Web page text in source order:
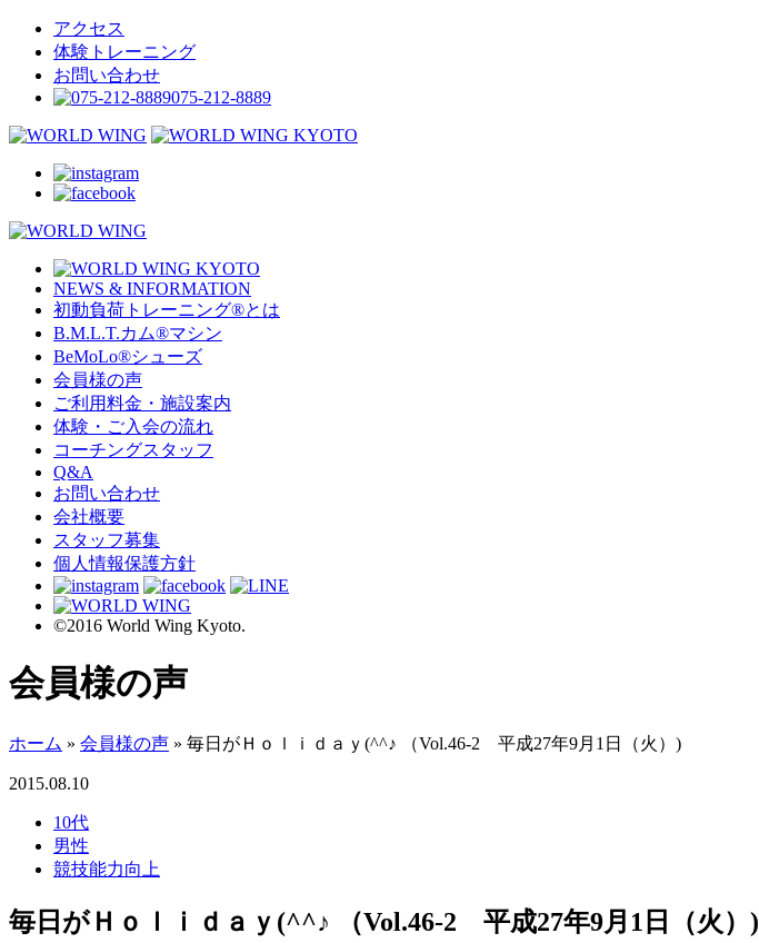
アクセス
体験トレーニング
お問い合わせ
075-212-8889
NEWS & INFORMATION
初動負荷トレーニング®とは
B.M.L.T.カム®マシン
BeMoLo®シューズ
会員様の声
ご利用料金・施設案内
体験・ご入会の流れ
コーチングスタッフ
Q&A
お問い合わせ
会社概要
スタッフ募集
個人情報保護方針
©2016 World Wing Kyoto.
会員様の声
ホーム » 会員様の声 » 毎日がＨｏｌｉｄａｙ(^^♪ （Vol.46-2 平成27年9月1日（火）)
2015.08.10
10代
男性
競技能力向上
毎日がＨｏｌｉｄａｙ(^^♪ （Vol.46-2 平成27年9月1日（火）)